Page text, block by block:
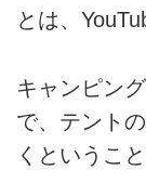
とは、
キャンピン
で、テント
くというこ